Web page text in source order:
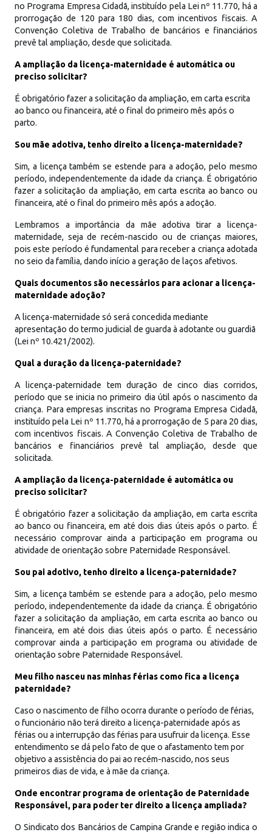
no Programa Empresa Cidadã, instituído pela Lei nº 11.770, há a
prorrogação de 120 para 180 dias, com incentivos fiscais. A
Convenção Coletiva de Trabalho de bancários e financiários
prevê tal ampliação, desde que solicitada.
A ampliação da licença-maternidade é automática ou
preciso solicitar?
É obrigatório fazer a solicitação da ampliação, em carta escrita
ao banco ou financeira, até o final do primeiro mês após o
parto.
Sou mãe adotiva, tenho direito a licença-maternidade?
Sim, a licença também se estende para a adoção, pelo mesmo
período, independentemente da idade da criança. É obrigatório
fazer a solicitação da ampliação, em carta escrita ao banco ou
financeira, até o final do primeiro mês após a adoção.
Lembramos a importância da mãe adotiva tirar a licença-
maternidade, seja de recém-nascido ou de crianças maiores,
pois este período é fundamental para receber a criança adotada
no seio da família, dando início a geração de laços afetivos.
Quais documentos são necessários para acionar a licença-
maternidade adoção?
A licença-maternidade só será concedida mediante
apresentação do termo judicial de guarda à adotante ou guardiã
(Lei nº 10.421/2002).
Qual a duração da licença-paternidade?
A licença-paternidade tem duração de cinco dias corridos,
período que se inicia no primeiro dia útil após o nascimento da
criança. Para empresas inscritas no Programa Empresa Cidadã,
instituído pela Lei nº 11.770, há a prorrogação de 5 para 20 dias,
com incentivos fiscais. A Convenção Coletiva de Trabalho de
bancários e financiários prevê tal ampliação, desde que
solicitada.
A ampliação da licença-paternidade é automática ou
preciso solicitar?
É obrigatório fazer a solicitação da ampliação, em carta escrita
ao banco ou financeira, em até dois dias úteis após o parto. É
necessário comprovar ainda a participação em programa ou
atividade de orientação sobre Paternidade Responsável.
Sou pai adotivo, tenho direito a licença-paternidade?
Sim, a licença também se estende para a adoção, pelo mesmo
período, independentemente da idade da criança. É obrigatório
fazer a solicitação da ampliação, em carta escrita ao banco ou
financeira, em até dois dias úteis após o parto. É necessário
comprovar ainda a participação em programa ou atividade de
orientação sobre Paternidade Responsável.
Meu filho nasceu nas minhas férias como fica a licença
paternidade?
Caso o nascimento de filho ocorra durante o período de férias,
o funcionário não terá direito a licença-paternidade após as
férias ou a interrupção das férias para usufruir da licença. Esse
entendimento se dá pelo fato de que o afastamento tem por
objetivo a assistência do pai ao recém-nascido, nos seus
primeiros dias de vida, e à mãe da criança.
Onde encontrar programa de orientação de Paternidade
Responsável, para poder ter direito a licença ampliada?
O Sindicato dos Bancários de Campina Grande e região indica o